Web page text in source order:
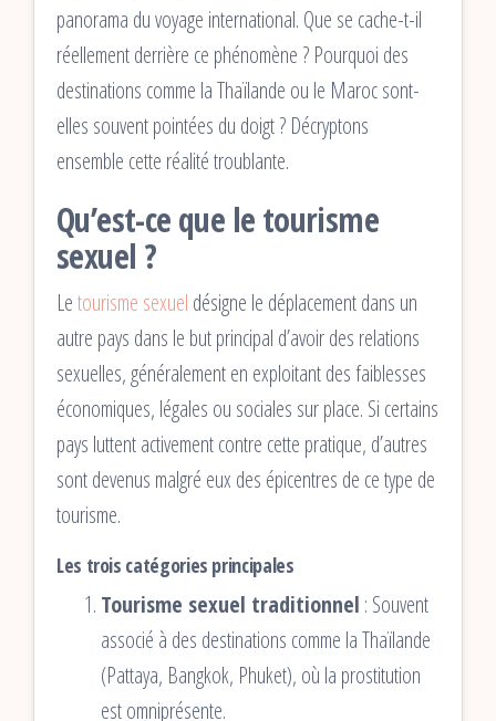
panorama du voyage international. Que se cache-t-il
réellement derrière ce phénomène ? Pourquoi des
destinations comme la Thaïlande ou le Maroc sont-
elles souvent pointées du doigt ? Décryptons
ensemble cette réalité troublante.
Qu’est-ce que le tourisme
sexuel ?
Letourisme sexuel désigne le déplacement dans un
autre pays dans le but principal d’avoir des relations
sexuelles, généralement en exploitant des faiblesses
économiques, légales ou sociales sur place. Si certains
pays luttent activement contre cette pratique, d’autres
sont devenus malgré eux des épicentres de ce type de
tourisme.
Les trois catégories principales
Tourisme sexuel traditionnel : Souvent
associé à des destinations comme la Thaïlande
(Pattaya, Bangkok, Phuket), où la prostitution
est omniprésente.